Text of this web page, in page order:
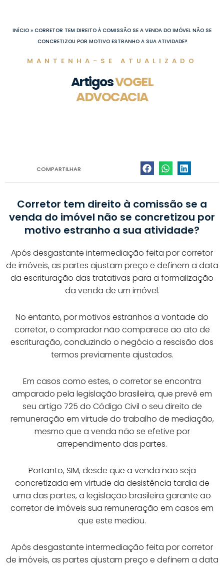
INÍCIO » CORRETOR TEM DIREITO À COMISSÃO SE A VENDA DO IMÓVEL NÃO SE
CONCRETIZOU POR MOTIVO ESTRANHO A SUA ATIVIDADE?
MANTENHA-SE ATUALIZADO
ArtigosVOGEL
ADVOCACIA
COMPARTILHAR
Corretor tem direito à comissão se a
venda do imóvel não se concretizou por
motivo estranho a sua atividade?
Após desgastante intermediação feita por corretor
de imóveis, as partes ajustam preço e definem a data
da escrituração das tratativas para a formalização
da venda de um imóvel.
No entanto, por motivos estranhos a vontade do
corretor, o comprador não comparece ao ato de
escrituração, conduzindo o negócio a rescisão dos
termos previamente ajustados.
Em casos como estes, o corretor se encontra
amparado pela legislação brasileira, que prevê em
seu artigo 725 do Código Civil o seu direito de
remuneração em virtude do trabalho de mediação,
mesmo que a venda não se efetive por
arrependimento das partes.
Portanto, SIM, desde que a venda não seja
concretizada em virtude da desistência tardia de
uma das partes, a legislação brasileira garante ao
corretor de imóveis sua remuneração em casos em
que este mediou.
Após desgastante intermediação feita por corretor
de imóveis, as partes ajustam preço e definem a data